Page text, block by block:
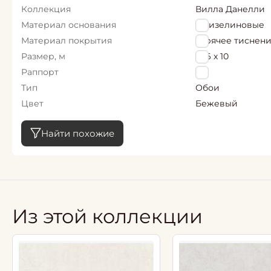
Коллекция
Вилла Данелли
Материал основания
Флизелиновые
Материал покрытия
горячее
Размер, м
1,06 х 10
Раппорт
0
Тип
Обои
Цвет
Бежевый
Найти похожие
Из этой коллекции